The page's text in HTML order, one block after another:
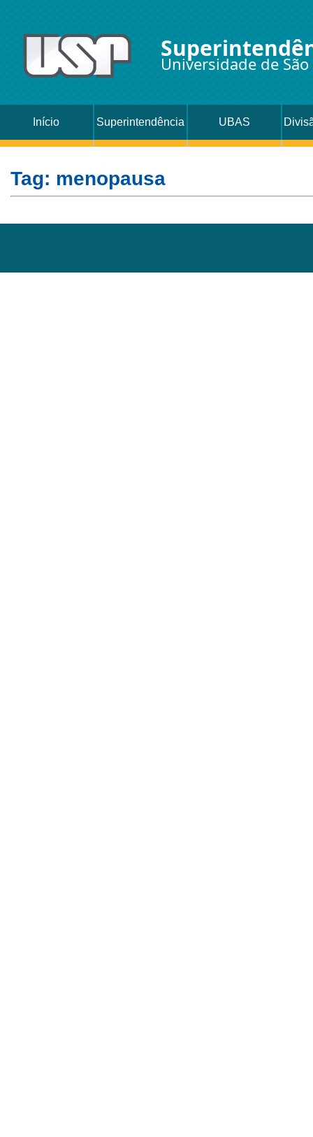
Universidade de
Início Superintendência UBAS
Tag: menopausa